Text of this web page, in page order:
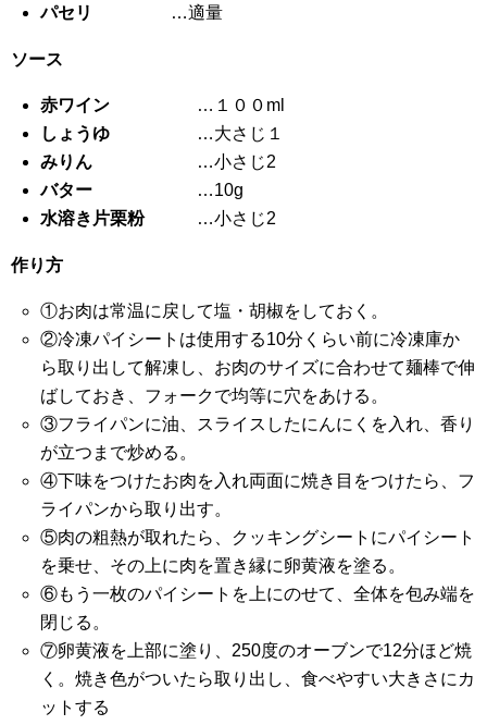
パセリ
…適量
ソース
赤ワイン …１００ml
しょうゆ …大さじ１
みりん …小さじ2
バター …10g
水溶き片栗粉
…小さじ2
作り方
①お肉は常温に戻して塩・胡椒をしておく。
②冷凍パイシートは使用する10分くらい前に冷凍庫か
ら取り出して解凍し、お肉のサイズに合わせて麺棒で伸
ばしておき、フォークで均等に穴をあける。
③フライパンに油、スライスしたにんにくを入れ、香り
が立つまで炒める。
④下味をつけたお肉を入れ両面に焼き目をつけたら、フ
ライパンから取り出す。
⑤肉の粗熱が取れたら、クッキングシートにパイシート
を乗せ、その上に肉を置き縁に卵黄液を塗る。
⑥もう一枚のパイシートを上にのせて、全体を包み端を
閉じる。
⑦卵黄液を上部に塗り、250度のオーブンで12分ほど焼
く。焼き色がついたら取り出し、食べやすい大きさにカ
ットする